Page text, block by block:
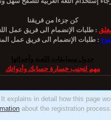
كن جزءا من فريقنا
طلبات الإنضمام الى فريق عمل اللعبة :
طلبات الإنضمام الى فريق عمل المنتدى :
جدول مسابقات اللعبة وأحداثها
مهم لتجنب خسارة حسابك وأدواتك
It explains in detail how this page
about the registration